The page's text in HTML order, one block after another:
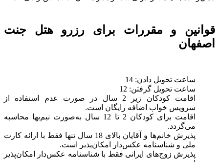
قوانین و مقررات برای رزرو هتل جنت
اصفهان
ساعت تحویل دادن: 14
ساعت تحویل گرفتن: 12
اقامت کودکان زیر 2 سال در صورت عدم استفاده از
سرویس خواب اضافه رایگان است.
اقامت برای کودکان 2 تا 12 سال به‌صورت نیم‌بها محاسبه
می‌گردد.
پذیرش خانم‌ها و آقایان بالای 18 سال تنها فقط با ارائه‌ کارت
ملی و شناسنامه عکس‌دار امکان‌پذیر است.
پذیرش زوج‌های ایرانی فقط با شناسنامه عکس‌دار امکان‌پذیر